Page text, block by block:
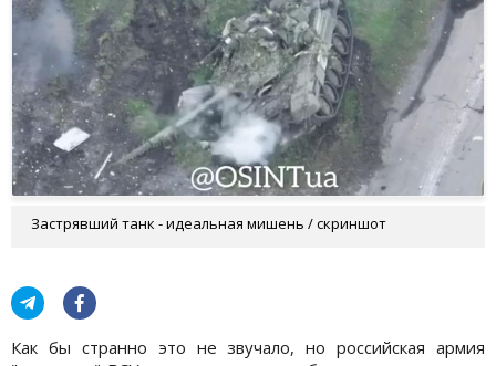
Застрявший танк - идеальная мишень / скриншот
Как бы странно это не звучало, но российская армия